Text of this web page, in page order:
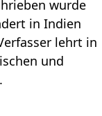
wurde
in Indien
lehrt in
und